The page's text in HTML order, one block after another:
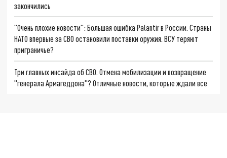
закончились
"Очень плохие новости": Большая ошибка Palantir в России. Страны
НАТО впервые за СВО остановили поставки оружия. ВСУ теряют
приграничье?
Три главных инсайда об СВО. Отмена мобилизации и возвращение
"генерала Армагеддона"? Отличные новости, которые ждали все